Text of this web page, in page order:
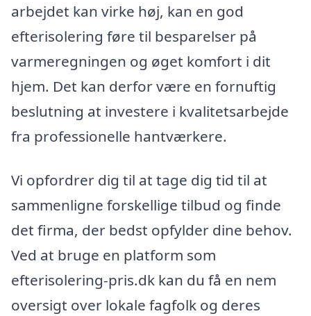
arbejdet kan virke høj, kan en god
efterisolering føre til besparelser på
varmeregningen og øget komfort i dit
hjem. Det kan derfor være en fornuftig
beslutning at investere i kvalitetsarbejde
fra professionelle hantværkere.
Vi opfordrer dig til at tage dig tid til at
sammenligne forskellige tilbud og finde
det firma, der bedst opfylder dine behov.
Ved at bruge en platform som
efterisolering-pris.dk kan du få en nem
oversigt over lokale fagfolk og deres